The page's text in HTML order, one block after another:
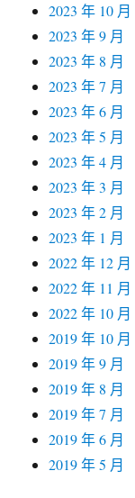
2023 年 10 月
2023 年 9 月
2023 年 8 月
2023 年 7 月
2023 年 6 月
2023 年 5 月
2023 年 4 月
2023 年 3 月
2023 年 2 月
2023 年 1 月
2022 年 12 月
2022 年 11 月
2022 年 10 月
2019 年 10 月
2019 年 9 月
2019 年 8 月
2019 年 7 月
2019 年 6 月
2019 年 5 月